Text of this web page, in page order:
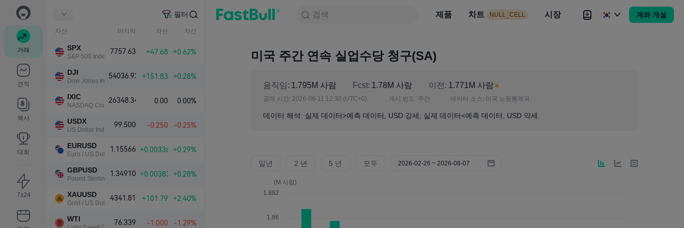
거래
견적
복사
대회
7x24
필터
자산 마지막 자산 자산
SPX
S&P 500 Index
7757.63 +47.68 +0.62%
DJI
Dow Jones Industrial Average
54036.93 +151.83 +0.28%
IXIC
NASDAQ Composite Index
26348.34 0.00 0.00%
USDX
US Dollar Index
99.500 -0.250 -0.25%
EURUSD
Euro / US Dollar
1.15566 +0.00336 +0.29%
GBPUSD
Pound Sterling / US Dollar
1.34910 +0.00383 +0.28%
XAUUSD
Gold / US Dollar
4341.81 +101.79 +2.40%
WTI 76.339 -1.000 -1.29%
검색 제품 차트 NULL_CELL 시장 계좌 개설
검색
NULL_CELL 시장 뉴스 전략 Brokers 더
미국 주간 연속 실업수당 청구(SA)
움직임: 1.795M 사람 Fcst: 1.78M 사람 이전: 1.771M 사람
공개 시간: 2026-06-11 12:30 (UTC+0) 게시 빈도: 주간 데이터 소스: 미국 노동통계국
데이터 해석: 실제 데이터>예측 데이터, USD 강세; 실제 데이터<예측 데이터, USD 약세.
일년 2 년 5 년 모두